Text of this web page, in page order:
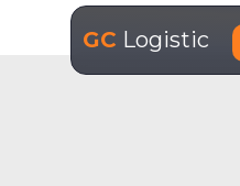
GC Logistic